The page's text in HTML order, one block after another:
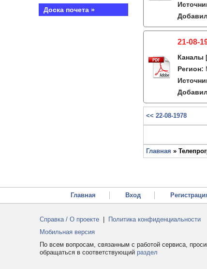
Доска почета »
21-08-
Каналы
Регион:
<< 22-08-1978
Главная »
Главная Вход
Справка / О проекте
Политика конфиденциальности
Мобильная версия
По всем вопросам, связанным с работой сервиса,
обращаться в соответствующий раздел